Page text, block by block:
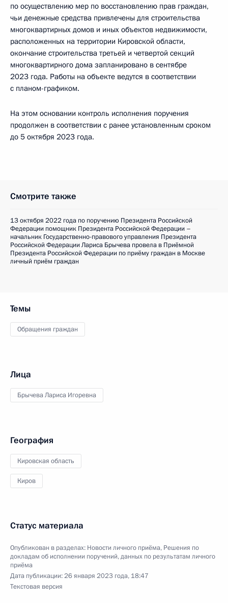
по осуществлению мер по восстановлению прав граждан,
чьи денежные средства привлечены для строительства
многоквартирных домов и иных объектов недвижимости,
расположенных на территории Кировской области,
окончание строительства третьей и четвертой секций
многоквартирного дома запланировано в сентябре
2023 года. Работы на объекте ведутся в соответствии
с планом-графиком.
На этом основании контроль исполнения поручения
продолжен в соответствии с ранее установленным сроком
до 5 октября 2023 года.
Смотрите также
13 октября 2022 года по поручению Президента Российской
Федерации помощник Президента Российской Федерации –
начальник Государственно-правового управления Президента
Российской Федерации Лариса Брычева провела в Приёмной
Президента Российской Федерации по приёму граждан в Москве
личный приём граждан
Темы
Обращения граждан
Лица
Брычева Лариса Игоревна
География
Кировская область
Киров
Статус материала
Опубликован в разделах: Новости личного приёма, Решения по
докладам об исполнении поручений, данных по результатам личного
приёма
Дата публикации:26 января 2023 года, 18:47
Текстовая версия